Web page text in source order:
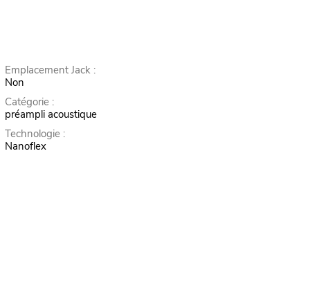
Emplacement Jack :
Non
Catégorie :
préampli acoustique
Technologie :
Nanoflex